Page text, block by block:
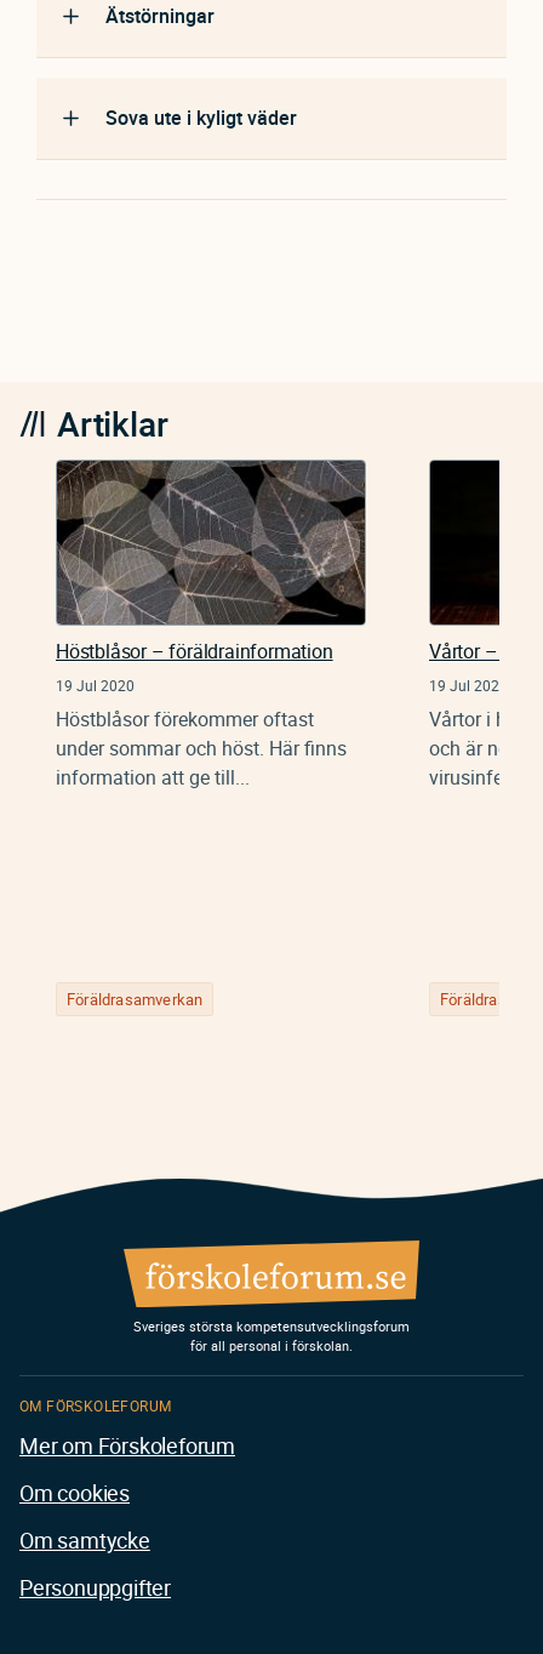
Ätstörningar
Sova ute i kyligt väder
Artiklar
Höstblåsor – föräldrainformation
19 Jul 2020
Höstblåsor förekommer oftast
under sommar och höst. Här finns
information att ge till...
Föräldrasamverkan
Vårtor –
19 Jul 2020
Vårtor i
och är nog
Sveriges största kompetensutvecklingsforum
för all personal i förskolan.
OM FÖRSKOLEFORUM
Mer om Förskoleforum
Om cookies
Om samtycke
Personuppgifter